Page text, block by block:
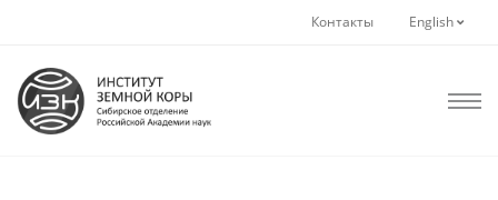
Контакты English